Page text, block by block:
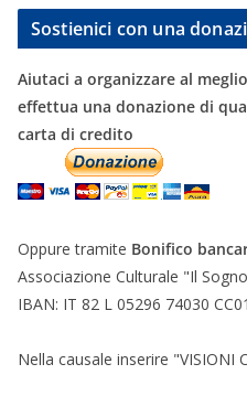
Sostienici con una
Aiutaci a organizzare al
effettua una donazione di
carta di credito
Oppure tramite Bonifico
Associazione Culturale "Il
IBAN: IT 82 L 05296 74030
Nella causale inserire "VISIONI